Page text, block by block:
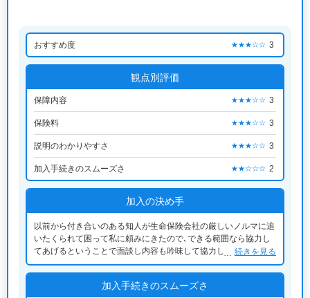
おすすめ度 ★★★☆☆ 3
観点別評価
保障内容 ★★★☆☆ 3
保険料 ★★★☆☆ 3
説明のわかりやすさ ★★★☆☆ 3
加入手続きのスムーズさ ★★☆☆☆ 2
加入の決め手
以前から付き合いのある知人が生命保険会社の厳しいノルマに追
いたくられて困って私に頼みにきたので､できる範囲なら協力し
てあげるということで面談し内容も吟味して協力してあげたとい
う経緯があり入院時の費用等も出るということでしたので決断し
続きを見る
加入手続きのスムーズさ